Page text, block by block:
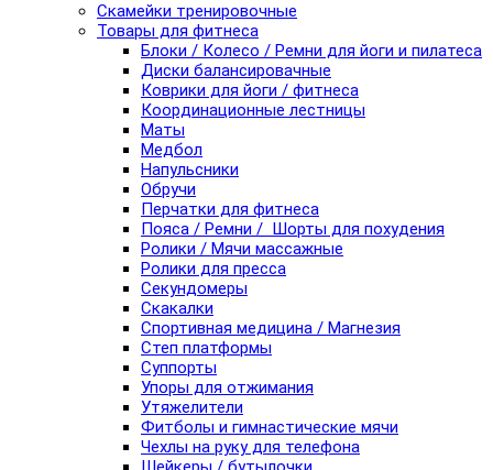
Скамейки тренировочные
Товары для фитнеса
Блоки / Колесо / Ремни для йоги и пилатеса
Диски балансировачные
Коврики для йоги / фитнеса
Координационные лестницы
Маты
Медбол
Напульсники
Обручи
Перчатки для фитнеса
Пояса / Ремни / Шорты для похудения
Ролики / Мячи массажные
Ролики для пресса
Секундомеры
Скакалки
Спортивная медицина / Магнезия
Степ платформы
Суппорты
Упоры для отжимания
Утяжелители
Фитболы и гимнастические мячи
Чехлы на руку для телефона